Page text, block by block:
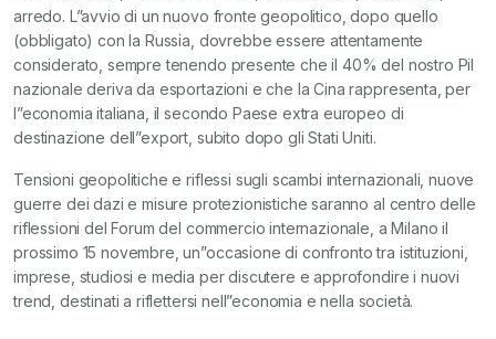
arredo. L”avvio di un nuovo fronte geopolitico, dopo quello
(obbligato) con la Russia, dovrebbe essere attentamente
considerato, sempre tenendo presente che il 40% del nostro Pil
nazionale deriva da esportazioni e che la Cina rappresenta, per
l”economia italiana, il secondo Paese extra europeo di
destinazione dell”export, subito dopo gli Stati Uniti.
Tensioni geopolitiche e riflessi sugli scambi internazionali, nuove
guerre dei dazi e misure protezionistiche saranno al centro delle
riflessioni del Forum del commercio internazionale, a Milano il
prossimo 15 novembre, un”occasione di confronto tra istituzioni,
imprese, studiosi e media per discutere e approfondire i nuovi
trend, destinati a riflettersi nell”economia e nella società.